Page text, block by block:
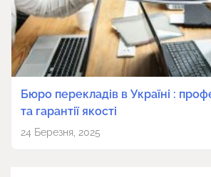
Бюро перекладів в Україні :
та гарантії якості
24 Березня, 2025